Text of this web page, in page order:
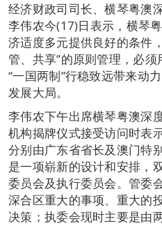
经济财政司司长、横琴粤澳
李伟农今(17)日表示，横琴
济适度多元提供良好的条件
管、共享”的原则管理，必
“一国两制”行稳致远带来动
发展大局。
李伟农下午出席横琴粤澳深
机构揭牌仪式接受访问时表
分别由广东省省长及澳门特
是一项崭新的设计和安排，
委员会及执行委员会。管委
深合区重大的事项、重大的
决策；执委会现时主要是由